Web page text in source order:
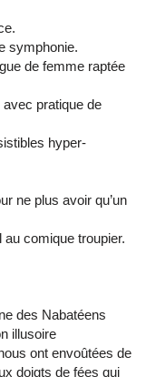
symphonie.
de femme raptée
pratique de
hyper-
ne plus avoir qu’un
comique troupier.
des Nabatéens
illusoire
ont envoûtées de
doigts de fées qui